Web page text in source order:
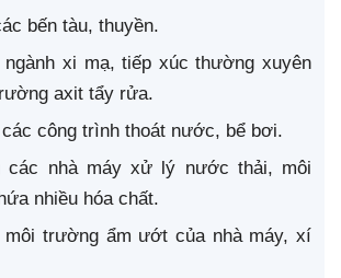
bến tàu, thuyền.
ngành xi mạ, tiếp xúc thường xuyên
axit tẩy rửa.
các công trình thoát nước, bể bơi.
các nhà máy xử lý nước thải, môi
nhiều hóa chất.
môi trường ẩm ướt của nhà máy, xí